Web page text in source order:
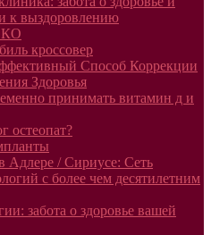
к выздоровлению
кроссовер
Способ Коррекции
Здоровья
принимать витамин д и
остеопат?
Адлере / Сириусе: Сеть
с более чем десятилетним
забота о здоровье вашей